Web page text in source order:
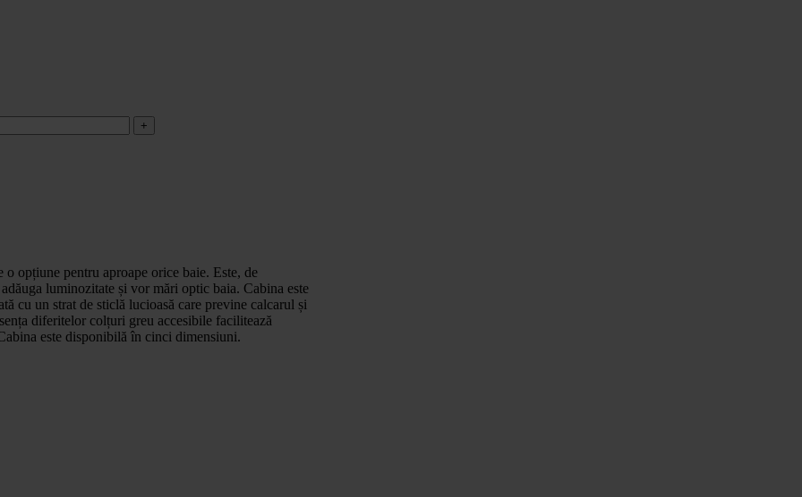
o opțiune pentru aproape orice baie. Este, de
luminozitate și vor mări optic baia. Cabina este
cu un strat de sticlă lucioasă care previne calcarul și
diferitelor colțuri greu accesibile facilitează
este disponibilă în cinci dimensiuni.